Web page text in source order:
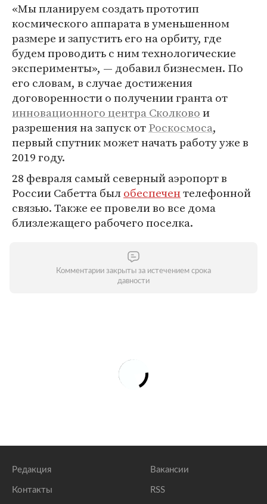
«Мы планируем создать прототип
космического аппарата в уменьшенном
размере и запустить его на орбиту, где
будем проводить с ним технологические
эксперименты», — добавил бизнесмен. По
его словам, в случае достижения
договоренности о получении гранта от
инновационного центра Сколковои
разрешения на запуск отРоскосмоса,
первый спутник может начать работу уже в
2019 году.
28 февраля самый северный аэропорт в
России Сабетта былобеспечентелефонной
связью. Также ее провели во все дома
близлежащего рабочего поселка.
Комментарии закрыты за истечением срока
давности
Редакция
Контакты
Вакансии
RSS